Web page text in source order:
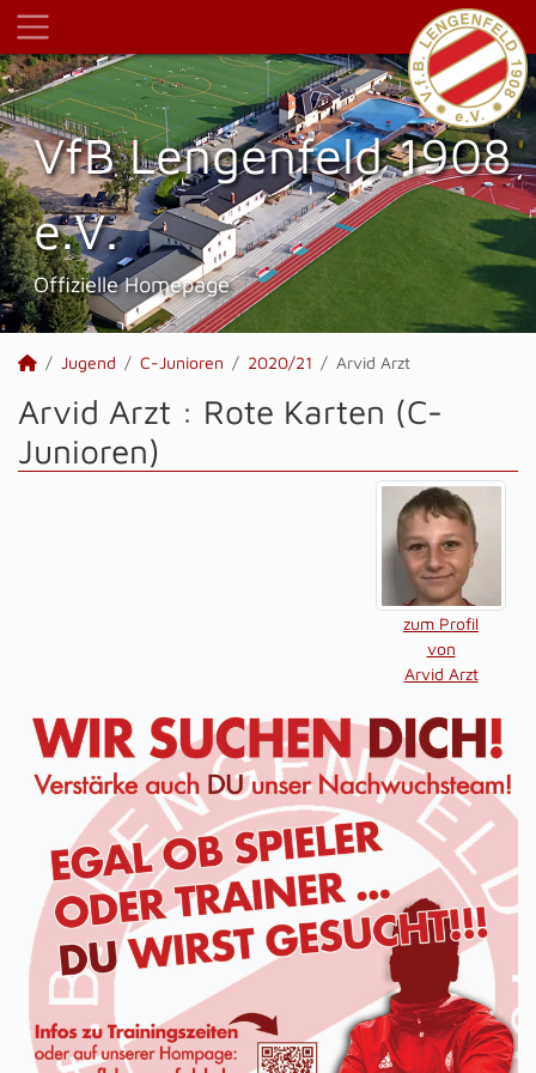
VfB Lengenfeld 1908
e.V.
Offizielle Homepage
Jugend C-Junioren 2020/21 Arvid Arzt
Arvid Arzt : Rote Karten (C-
Junioren)
zum Profil
von
Arvid Arzt